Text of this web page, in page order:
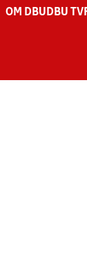
OM DBU DBU TV